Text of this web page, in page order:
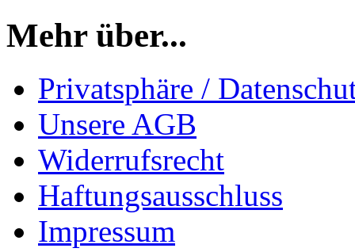
Mehr über...
Privatsphäre /
Unsere AGB
Widerrufsrecht
Haftungsausschluss
Impressum